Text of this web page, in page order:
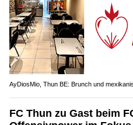
AyDiosMio, Thun BE: Brunch und
FC Thun zu Gast beim